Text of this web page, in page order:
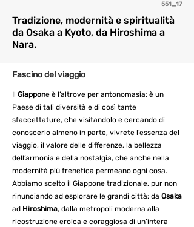
551_17
Tradizione, modernità e spiritualità
da Osaka a Kyoto, da Hiroshima a
Nara.
Fascino del viaggio
Il Giappone è l’altrove per antonomasia: è un
Paese di tali diversità e di così tante
sfaccettature, che visitandolo e cercando di
conoscerlo almeno in parte, vivrete l’essenza del
viaggio, il valore delle differenze, la bellezza
dell’armonia e della nostalgia, che anche nella
modernità più frenetica permeano ogni cosa.
Abbiamo scelto il Giappone tradizionale, pur non
rinunciando ad esplorare le grandi città: da Osaka
ad Hiroshima, dalla metropoli moderna alla
ricostruzione eroica e coraggiosa di un’intera